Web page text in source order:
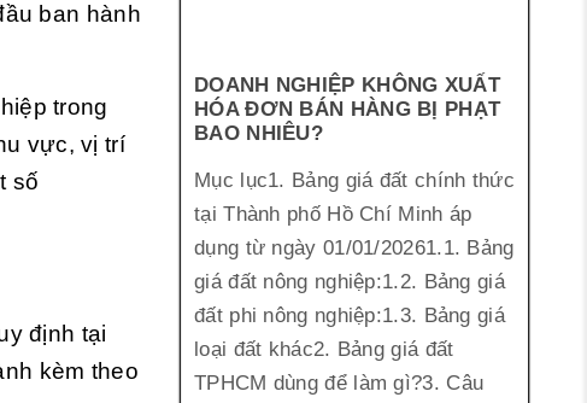
ban hành
trong
vực, vị trí
số
định tại
kèm theo
DOANH NGHIỆP KHÔNG XUẤT
HÓA ĐƠN BÁN HÀNG BỊ PHẠT
BAO NHIÊU?
Mục lục1. Bảng giá đất chính thức
tại Thành phố Hồ Chí Minh áp
dụng từ ngày 01/01/20261.1. Bảng
giá đất nông nghiệp:1.2. Bảng giá
đất phi nông nghiệp:1.3. Bảng giá
loại đất khác2. Bảng giá đất
TPHCM dùng để làm gì?3. Câu